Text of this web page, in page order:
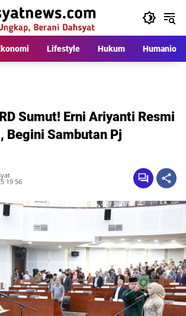
Lifestyle Hukum Humaniora
Sumut! Erni Ariyanti Resmi
Begini Sambutan Pj
19 56